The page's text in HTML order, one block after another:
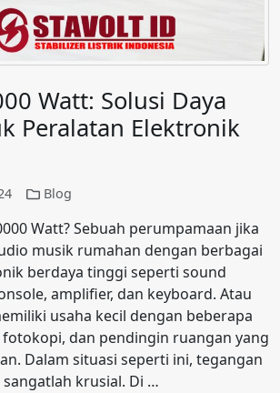
Watt: Solusi Daya
Peralatan Elektronik
Blog
Watt? Sebuah perumpamaan jika
musik rumahan dengan berbagai
berdaya tinggi seperti sound
amplifier, dan keyboard. Atau
usaha kecil dengan beberapa
dan pendingin ruangan yang
Dalam situasi seperti ini, tegangan
krusial. Di …